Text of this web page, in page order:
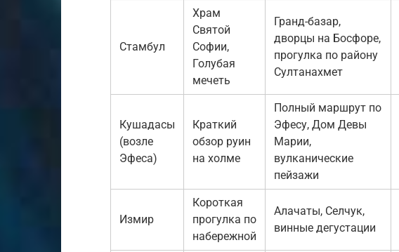
Стамбул
Храм
Святой
Софии,
Голубая
мечеть
Гранд-базар,
дворцы на Босфоре,
прогулка по району
Султанахмет
Кушадасы
(возле
Эфеса)
Краткий
обзор руин
на холме
Полный маршрут по
Эфесу, Дом Девы
Марии,
вулканические
пейзажи
Измир
Короткая
прогулка по
набережной
Алачаты, Селчук,
винные дегустации